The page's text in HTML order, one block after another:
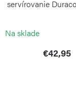
servírovanie
Na sklade
€42,95